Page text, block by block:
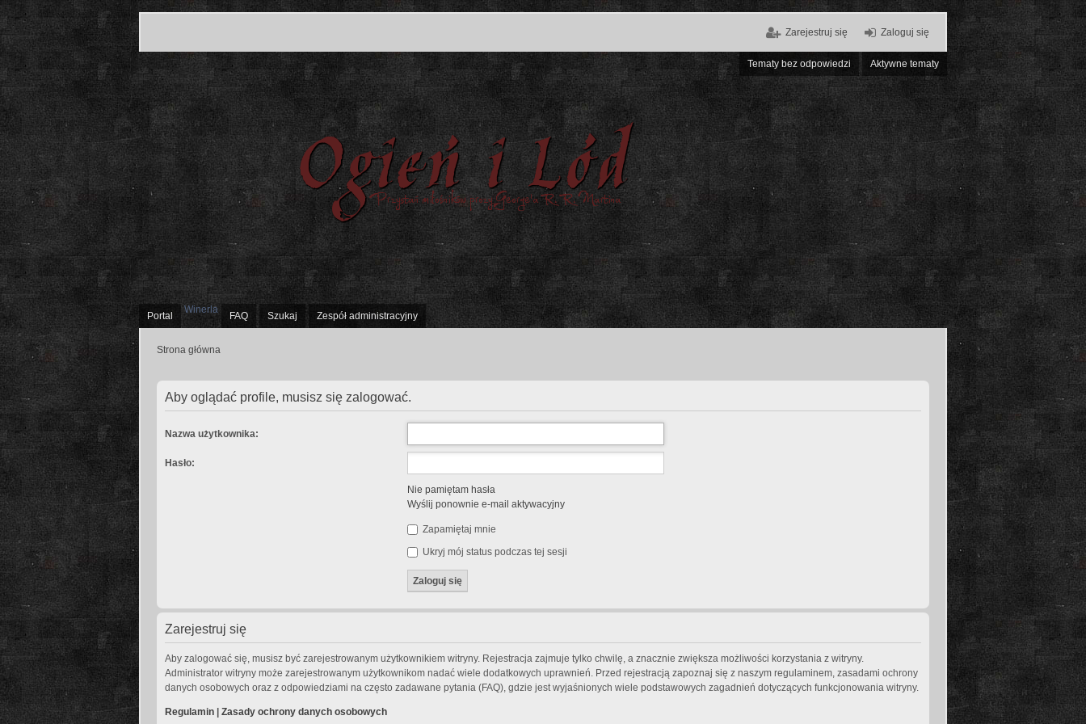
Zaloguj się
Zarejestruj się
Tematy bez odpowiedzi Aktywne tematy
Portal
Winerla
FAQ Szukaj Zespół administracyjny
Strona główna
Aby oglądać profile, musisz się zalogować.
Nazwa użytkownika:
Hasło:
Nie pamiętam hasła
Wyślij ponownie e-mail aktywacyjny
Zapamiętaj mnie
Ukryj mój status podczas tej sesji
Zarejestruj się
Aby zalogować się, musisz być zarejestrowanym użytkownikiem witryny. Rejestracja zajmuje tylko chwilę, a znacznie zwiększa możliwości korzystania z witryny.
Administrator witryny może zarejestrowanym użytkownikom nadać wiele dodatkowych uprawnień. Przed rejestracją zapoznaj się z naszym regulaminem, zasadami ochrony
danych osobowych oraz z odpowiedziami na często zadawane pytania (FAQ), gdzie jest wyjaśnionych wiele podstawowych zagadnień dotyczących funkcjonowania witryny.
Regulamin Zasady ochrony danych osobowych